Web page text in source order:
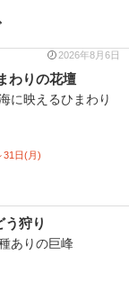
2026年8月6日
わりの花壇
に映えるひまわり
31日(月)
狩り
ありの巨峰